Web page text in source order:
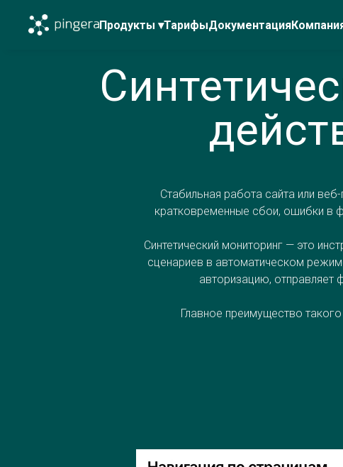
Продукты ▾ТарифыДокументация
Стабильная работа сайта или
кратковременные сбои, ошибки в
Синтетический мониторинг — это
сценариев в автоматическом
авторизацию, отправляет
Главное преимущество